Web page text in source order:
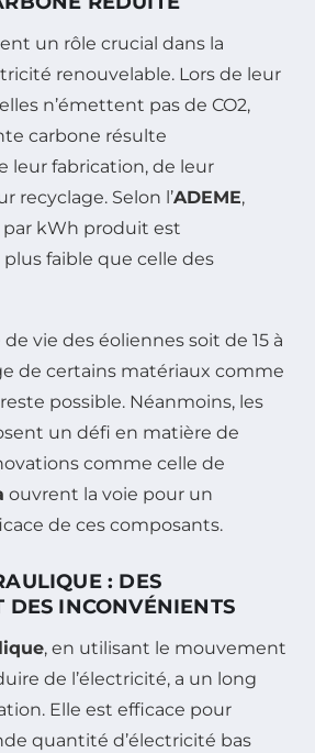
un rôle crucial dans la
renouvelable. Lors de leur
n’émettent pas de CO2,
carbone résulte
leur fabrication, de leur
recyclage. Selon l’ADEME,
par kWh produit est
faible que celle des
vie des éoliennes soit de 15 à
de certains matériaux comme
possible. Néanmoins, les
un défi en matière de
comme celle de
ouvrent la voie pour un
de ces composants.
: DES
DES INCONVÉNIENTS
, en utilisant le mouvement
de l’électricité, a un long
Elle est efficace pour
quantité d’électricité bas